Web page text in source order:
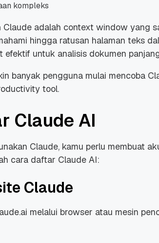
kompleks
Claude adalah context window yang
hingga ratusan halaman teks
efektif untuk analisis dokumen
banyak pengguna mulai mencoba
tool.
Claude AI
Claude, kamu perlu membuat
cara daftar Claude AI:
Claude
melalui browser atau mesin